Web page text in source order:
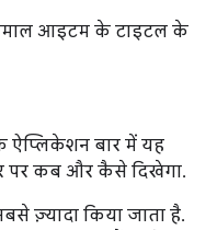
आइटम के टाइटल के
ऐप्लिकेशन बार में यह
कब और कैसे दिखेगा.
ज़्यादा किया जाता है.